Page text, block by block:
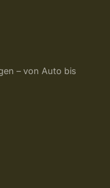
– von Auto bis